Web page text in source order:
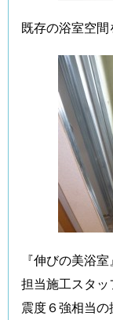
既存の浴室空間
『伸びの美浴
担当施工スタッ
震度６強相当